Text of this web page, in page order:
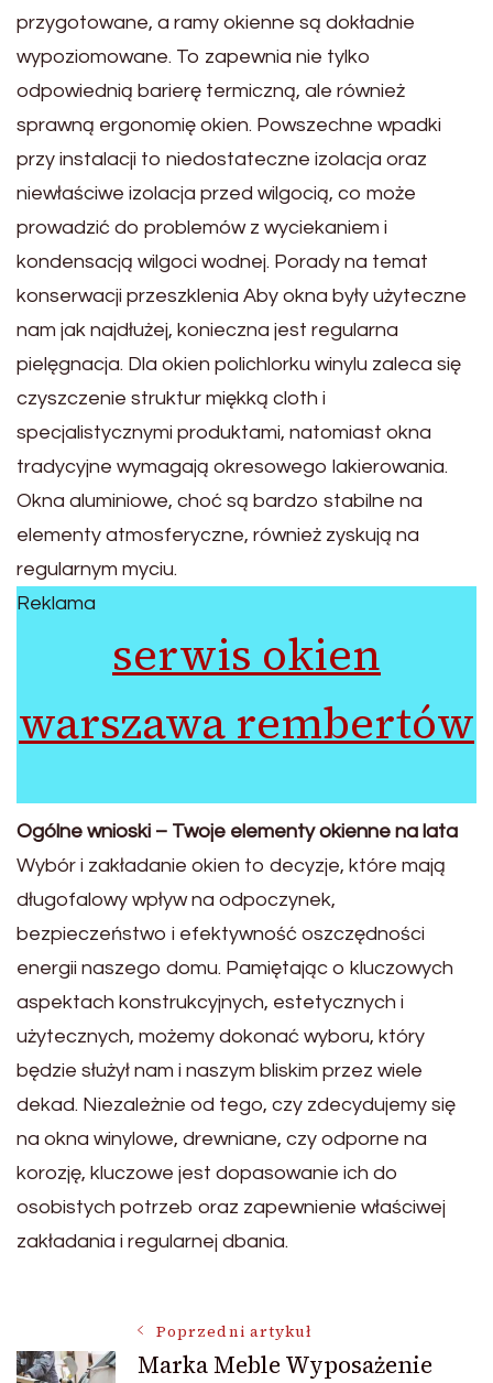
przygotowane, a ramy okienne są dokładnie
wypoziomowane. To zapewnia nie tylko
odpowiednią barierę termiczną, ale również
sprawną ergonomię okien. Powszechne wpadki
przy instalacji to niedostateczne izolacja oraz
niewłaściwe izolacja przed wilgocią, co może
prowadzić do problemów z wyciekaniem i
kondensacją wilgoci wodnej. Porady na temat
konserwacji przeszklenia Aby okna były użyteczne
nam jak najdłużej, konieczna jest regularna
pielęgnacja. Dla okien polichlorku winylu zaleca się
czyszczenie struktur miękką cloth i
specjalistycznymi produktami, natomiast okna
tradycyjne wymagają okresowego lakierowania.
Okna aluminiowe, choć są bardzo stabilne na
elementy atmosferyczne, również zyskują na
regularnym myciu.
Reklama
serwis okien
warszawa rembertów
Ogólne wnioski – Twoje elementy okienne na lata
Wybór i zakładanie okien to decyzje, które mają
długofalowy wpływ na odpoczynek,
bezpieczeństwo i efektywność oszczędności
energii naszego domu. Pamiętając o kluczowych
aspektach konstrukcyjnych, estetycznych i
użytecznych, możemy dokonać wyboru, który
będzie służył nam i naszym bliskim przez wiele
dekad. Niezależnie od tego, czy zdecydujemy się
na okna winylowe, drewniane, czy odporne na
korozję, kluczowe jest dopasowanie ich do
osobistych potrzeb oraz zapewnienie właściwej
zakładania i regularnej dbania.
NawigacjaPoprzedni artykuł
Marka Meble Wyposażenie